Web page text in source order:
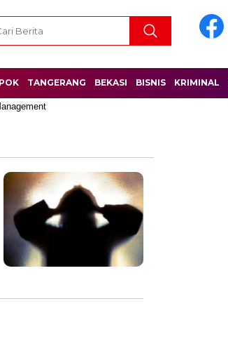
TANGERANG BEKASI BISNIS KRIMINAL